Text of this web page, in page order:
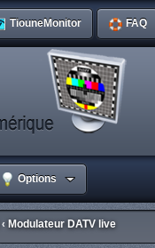
TiouneMonitor FAQ
Options
‹ Modulateur DATV live